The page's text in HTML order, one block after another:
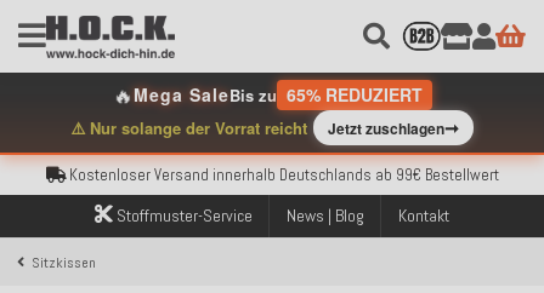
🔥Mega SaleBis zu 65% REDUZIERT
⚠️ Nur solange der Vorrat reicht Jetzt zuschlagen➞
Kostenloser Versand innerhalb Deutschlands ab 99€ Bestellwert
Über 120.000 erfolgreich versendete Bestellungen
Sicher bezahlen mit Klarna, PayPal & Amazon Pay
Kostenloser Versand innerhalb Deutschlands ab 99€ Bestellwert
Über 120.000 erfolgreich versendete Bestellungen
Stoffmuster-Service News | Blog Kontakt
Sitzkissen